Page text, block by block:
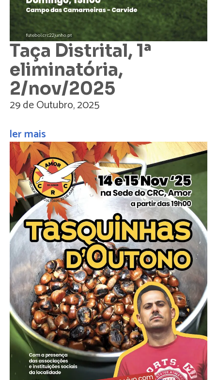
Taça Distrital, 1ª
eliminatória,
2/nov/2025
29 de Outubro, 2025
ler mais